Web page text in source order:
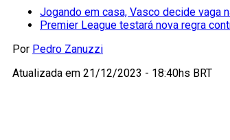
Jogando em casa, Vasco decide vaga
Premier League testará nova regra
Por Pedro Zanuzzi
Atualizada em 21/12/2023 - 18:40hs BRT